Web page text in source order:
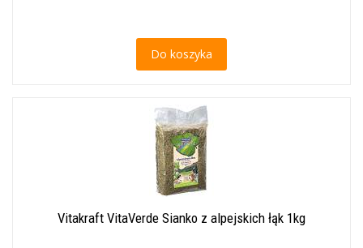
Do koszyka
Vitakraft VitaVerde Sianko z alpejskich łąk 1kg